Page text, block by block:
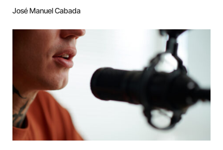
José Manuel Cabada